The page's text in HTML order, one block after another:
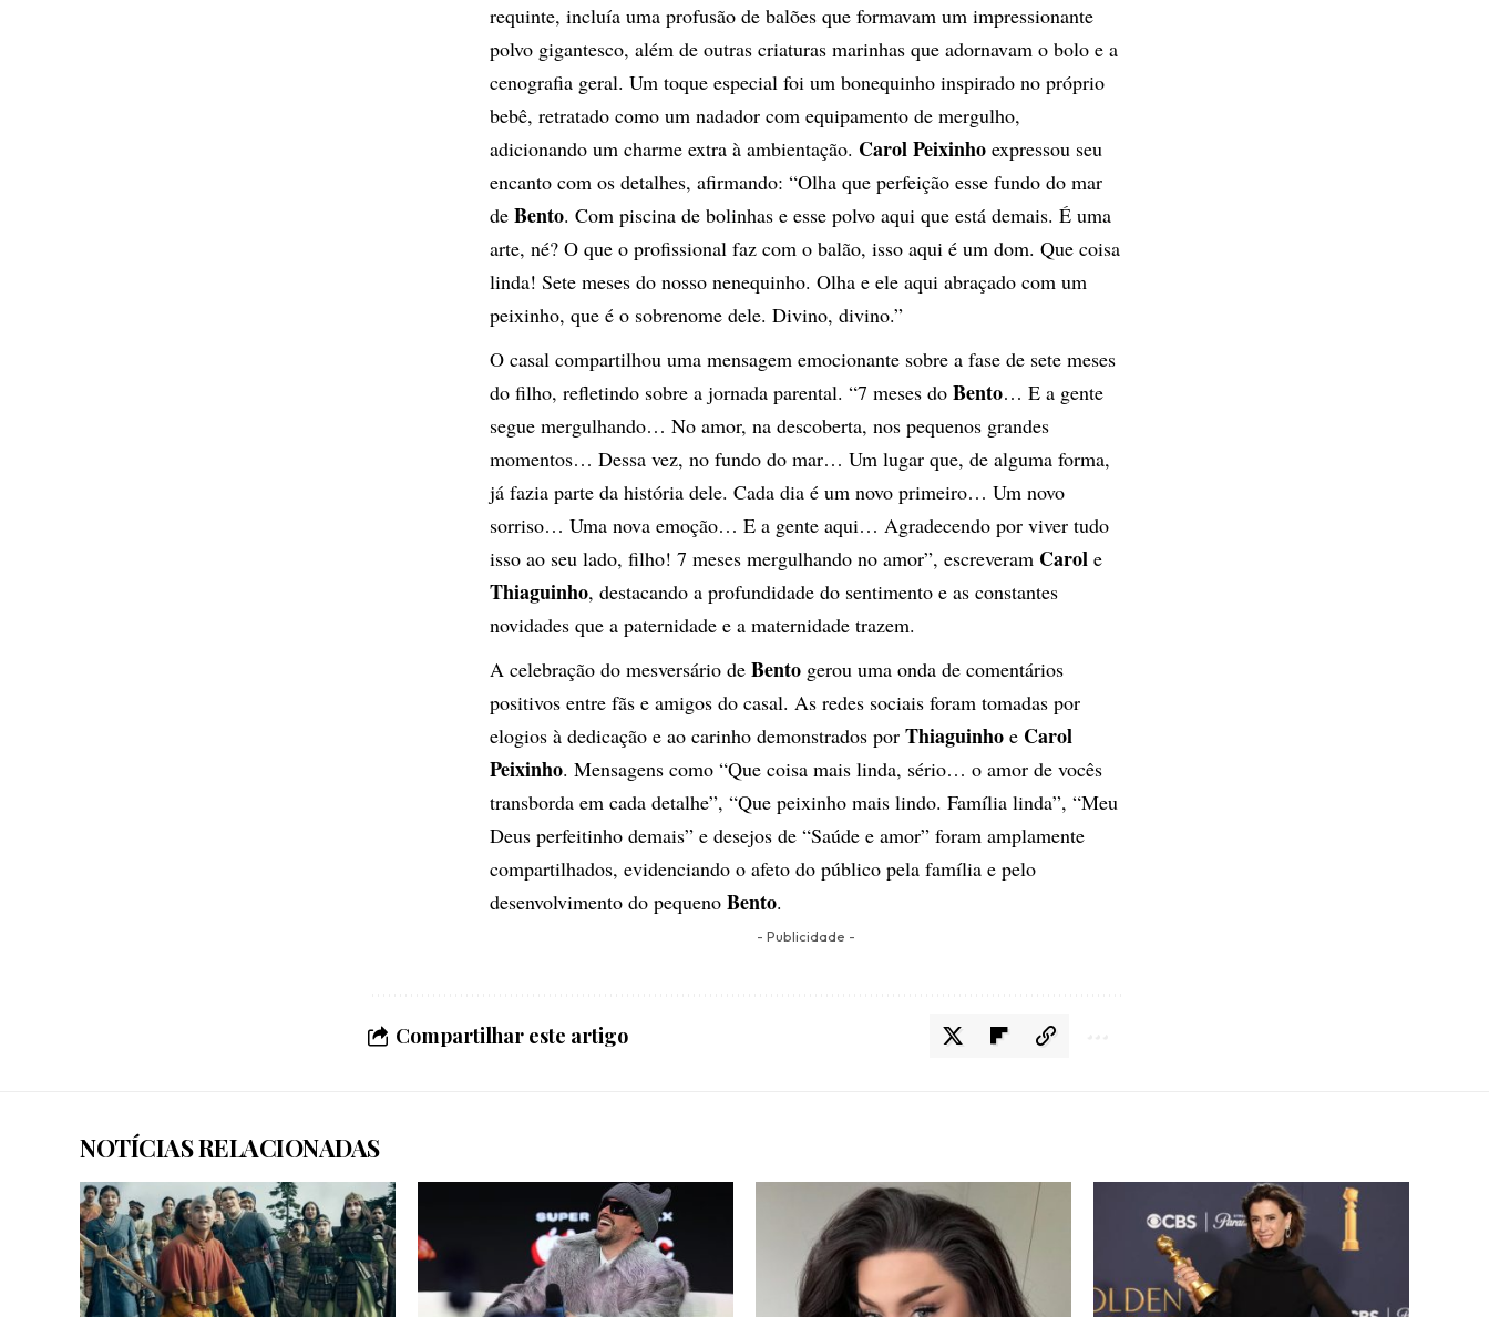
requinte, incluía uma profusão de balões que formavam um impressionante
polvo gigantesco, além de outras criaturas marinhas que adornavam o bolo e a
cenografia geral. Um toque especial foi um bonequinho inspirado no próprio
bebê, retratado como um nadador com equipamento de mergulho,
adicionando um charme extra à ambientação. Carol Peixinho expressou seu
encanto com os detalhes, afirmando: “Olha que perfeição esse fundo do mar
de Bento. Com piscina de bolinhas e esse polvo aqui que está demais. É uma
arte, né? O que o profissional faz com o balão, isso aqui é um dom. Que coisa
linda! Sete meses do nosso nenequinho. Olha e ele aqui abraçado com um
peixinho, que é o sobrenome dele. Divino, divino.”
O casal compartilhou uma mensagem emocionante sobre a fase de sete meses
do filho, refletindo sobre a jornada parental. “7 meses do Bento… E a gente
segue mergulhando… No amor, na descoberta, nos pequenos grandes
momentos… Dessa vez, no fundo do mar… Um lugar que, de alguma forma,
já fazia parte da história dele. Cada dia é um novo primeiro… Um novo
sorriso… Uma nova emoção… E a gente aqui… Agradecendo por viver tudo
isso ao seu lado, filho! 7 meses mergulhando no amor”, escreveram Carol e
Thiaguinho, destacando a profundidade do sentimento e as constantes
novidades que a paternidade e a maternidade trazem.
A celebração do mesversário de Bento gerou uma onda de comentários
positivos entre fãs e amigos do casal. As redes sociais foram tomadas por
elogios à dedicação e ao carinho demonstrados por Thiaguinho e Carol
Peixinho. Mensagens como “Que coisa mais linda, sério… o amor de vocês
transborda em cada detalhe”, “Que peixinho mais lindo. Família linda”, “Meu
Deus perfeitinho demais” e desejos de “Saúde e amor” foram amplamente
compartilhados, evidenciando o afeto do público pela família e pelo
desenvolvimento do pequeno Bento.
- Publicidade -
Compartilhar este artigo
NOTÍCIAS RELACIONADAS